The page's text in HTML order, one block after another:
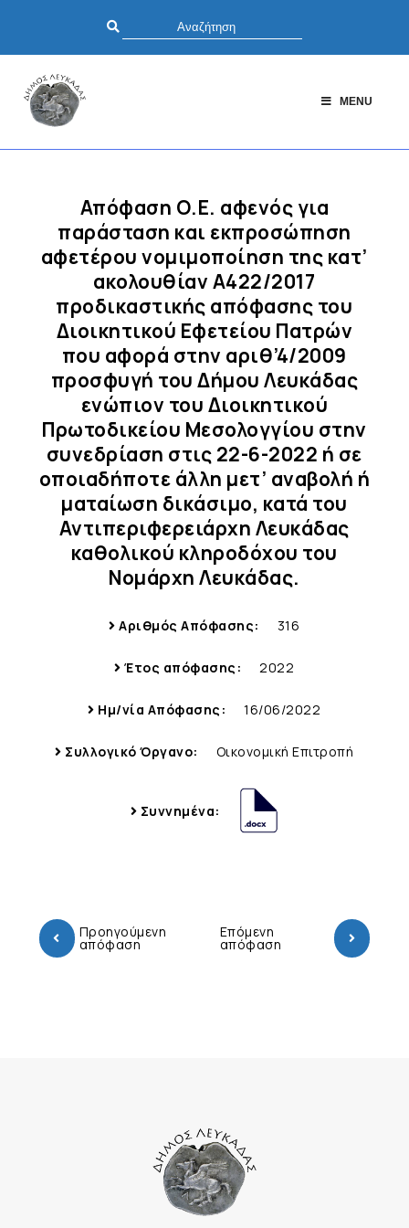
MENU
Απόφαση Ο.Ε. αφενός για
παράσταση και εκπροσώπηση
αφετέρου νομιμοποίηση της κατ’
ακολουθίαν Α422/2017
προδικαστικής απόφασης του
Διοικητικού Εφετείου Πατρών
που αφορά στην αριθ’4/2009
προσφυγή του Δήμου Λευκάδας
ενώπιον του Διοικητικού
Πρωτοδικείου Μεσολογγίου στην
συνεδρίαση στις 22-6-2022 ή σε
οποιαδήποτε άλλη μετ’ αναβολή ή
ματαίωση δικάσιμο, κατά του
Αντιπεριφερειάρχη Λευκάδας
καθολικού κληροδόχου του
Νομάρχη Λευκάδας.
Αριθμός Απόφασης: 316
Έτος απόφασης: 2022
Ημ/νία Απόφασης: 16/06/2022
Συλλογικό Όργανο: Οικονομική Επιτροπή
Συννημένα:
Προηγούμενη
απόφαση
Επόμενη
απόφαση